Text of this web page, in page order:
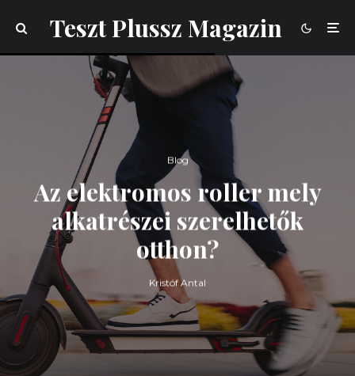
Teszt Plussz Magazin
Blog
Az elektromos roller mely
alkatrészei szerelhetők
otthon?
Kristóf Antal